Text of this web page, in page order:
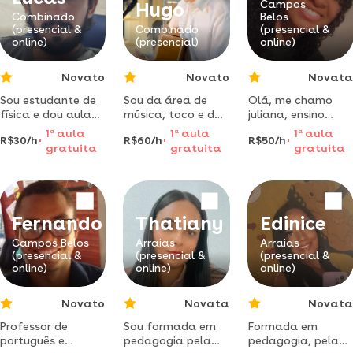
matemática
vocal. formou-se
na unirio e na
escola martins
pena
Combinado
(presencial &
online)
Novato
Sou estudante de
física e dou aulas
de física e
matemática,
online e presencial.
R$30/h
1 aaula
gratuita
Hugo
Combinado
(presencial)
Novato
Sou da área de
música, toco e dou
aulas tanto
presencial como
R$60/h
1 a aula
gratuita
Campos
Belos
(presencial &
online)
Novata
Olá, me chamo
juliana, ensino
inglês básico,
coisinhas simples
que te ajuda
aprender comigo
R$50/h
1 aaula
gratuita
Fernando
Campos Belos
(presencial &
online)
Novato
Professor de
português e
Thatiany
Arraias
(presencial &
online)
Novata
Sou formada em
pedagogia pela
Edinice
Arraias
(presencial &
online)
Novata
Formada em
pedagogia, pela